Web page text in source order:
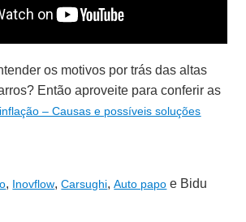
os motivos por trás das altas
Então aproveite para conferir as
– Causas e possíveis soluções
, Inovflow,Carsughi,Auto papo e Bidu